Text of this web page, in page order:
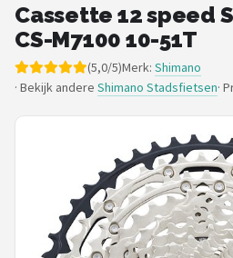
Merken
Blog
Kinderfietsen
Stadsfietsen
Cassette 12 speed
CS-M7100 10-51T
(5,0/5)Merk: Shimano
· Bekijk andere Shimano Stadsfietsen·